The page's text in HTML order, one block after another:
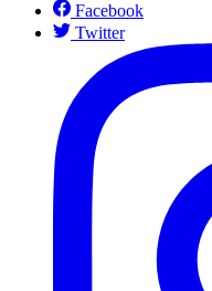
Facebook
Twitter